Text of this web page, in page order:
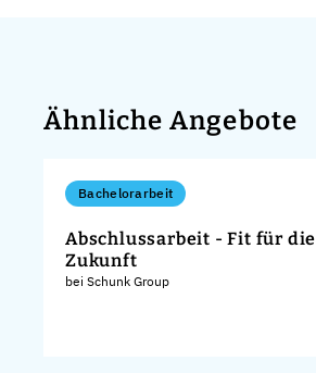
Ähnliche Angebote
Bachelorarbeit
Abschlussarbeit - Fit für die
Zukunft
bei Schunk Group